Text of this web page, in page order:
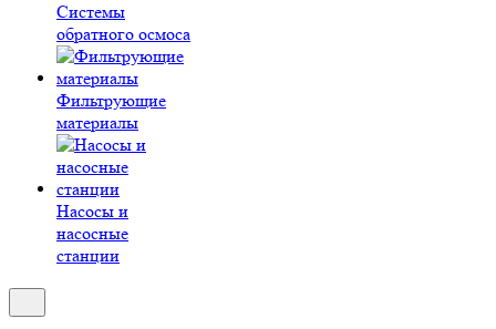
Системы
обратного осмоса
Фильтрующие
материалы
Насосы и
насосные
станции